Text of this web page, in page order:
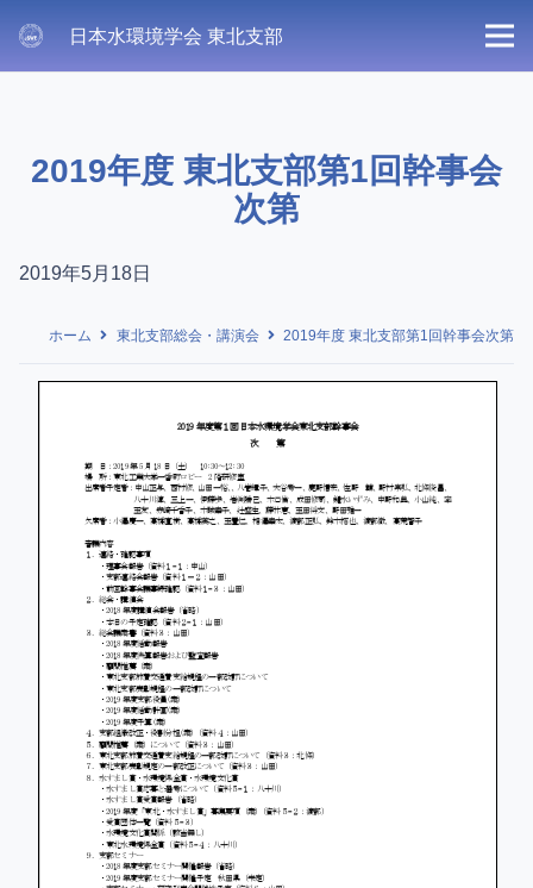
日本水環境学会 東北支部
2019年度 東北支部第1回幹事会
次第
2019年5月18日
ホーム 東北支部総会・講演会 2019年度 東北支部第1回幹事会次第